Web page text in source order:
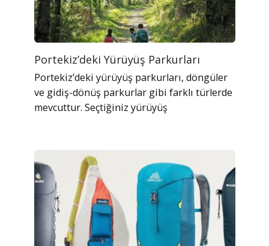
Portekiz’deki Yürüyüş Parkurları
Portekiz’deki yürüyüş parkurları, döngüler
ve gidiş-dönüş parkurlar gibi farklı türlerde
mevcuttur. Seçtiğiniz yürüyüş